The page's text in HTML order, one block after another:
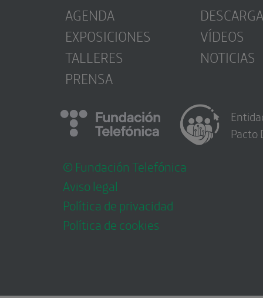
AGENDA
EXPOSICIONES
TALLERES
PRENSA
VÍDEOS
NOTICIAS
© Fundación Telefónica
Aviso legal
Política de privacidad
Política de cookies
Pacto